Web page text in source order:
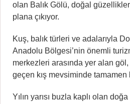
olan Balık Gölü, doğal
plana çıkıyor.
Kuş, balık türleri ve adalarıyla
Anadolu Bölgesi’nin önemli
merkezleri arasında yer alan
geçen kış mevsiminde tamamen
Yılın yarısı buzla kaplı olan